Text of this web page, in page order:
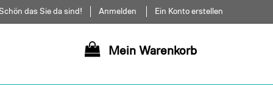
das Sie da sind! Anmelden Ein Konto erstellen
Mein Warenkorb